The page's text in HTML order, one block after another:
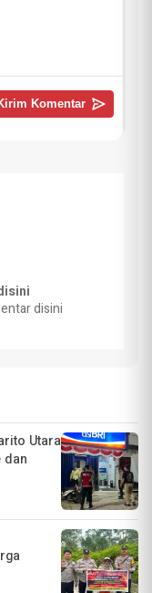
disini
Utara
dan